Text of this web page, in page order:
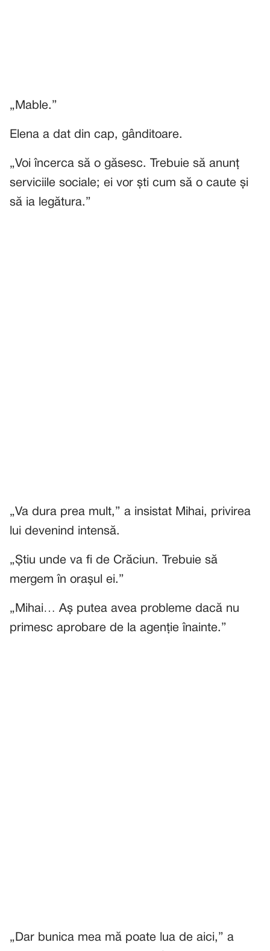
„Mable.”
Elena a dat din cap, gânditoare.
„Voi încerca să o găsesc. Trebuie să anunț
serviciile sociale; ei vor ști cum să o caute și
să ia legătura.”
„Va dura prea mult,” a insistat Mihai, privirea
lui devenind intensă.
„Știu unde va fi de Crăciun. Trebuie să
mergem în orașul ei.”
„Mihai… Aș putea avea probleme dacă nu
primesc aprobare de la agenție înainte.”
„Dar bunica mea mă poate lua de aici,” a